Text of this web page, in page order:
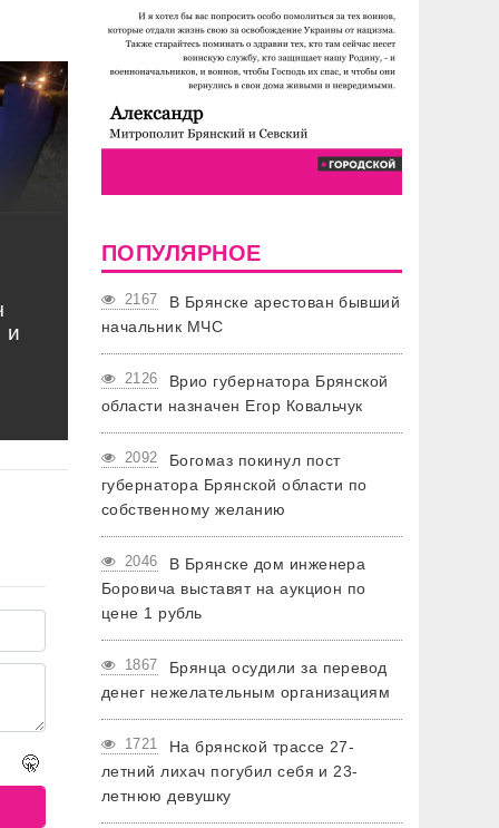
и
🤫
ПОПУЛЯРНОЕ
2167
В Брянске арестован бывший
начальник МЧС
2126
Врио губернатора Брянской
области назначен Егор Ковальчук
2092
Богомаз покинул пост
губернатора Брянской области по
собственному желанию
2046
В Брянске дом инженера
Боровича выставят на аукцион по
цене 1 рубль
1867
Брянца осудили за перевод
денег нежелательным организациям
1721
На брянской трассе 27-
летний лихач погубил себя и 23-
летнюю девушку